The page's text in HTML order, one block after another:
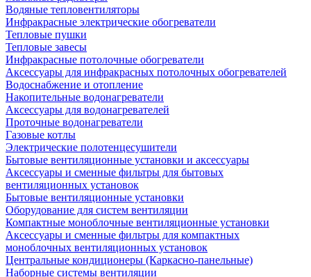
Водяные тепловентиляторы
Инфракрасные электрические обогреватели
Тепловые пушки
Тепловые завесы
Инфракрасные потолочные обогреватели
Аксессуары для инфракрасных потолочных обогревателей
Водоснабжение и отопление
Накопительные водонагреватели
Аксессуары для водонагревателей
Проточные водонагреватели
Газовые котлы
Электрические полотенцесушители
Бытовые вентиляционные установки и аксессуары
Аксессуары и сменные фильтры для бытовых
вентиляционных установок
Бытовые вентиляционные установки
Оборудование для систем вентиляции
Компактные моноблочные вентиляционные установки
Аксессуары и сменные фильтры для компактных
моноблочных вентиляционных установок
Центральные кондиционеры (Каркасно-панельные)
Наборные системы вентиляции